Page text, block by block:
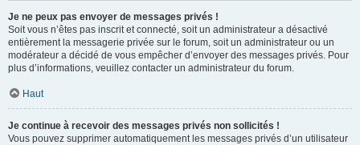
Je ne peux pas envoyer de messages privés !
Soit vous n’êtes pas inscrit et connecté, soit un administrateur a désactivé
entièrement la messagerie privée sur le forum, soit un administrateur ou un
modérateur a décidé de vous empêcher d’envoyer des messages privés. Pour
plus d’informations, veuillez contacter un administrateur du forum.
Haut
Je continue à recevoir des messages privés non sollicités !
Vous pouvez supprimer automatiquement les messages privés d’un utilisateur